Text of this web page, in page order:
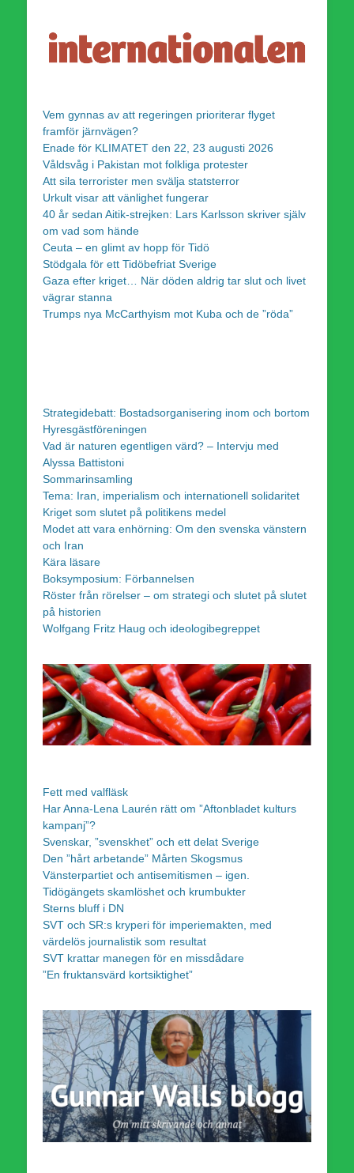
Vem gynnas av att regeringen prioriterar flyget
framför järnvägen?
Enade för KLIMATET den 22, 23 augusti 2026
Våldsvåg i Pakistan mot folkliga protester
Att sila terrorister men svälja statsterror
Urkult visar att vänlighet fungerar
40 år sedan Aitik-strejken: Lars Karlsson skriver själv
om vad som hände
Ceuta – en glimt av hopp för Tidö
Stödgala för ett Tidöbefriat Sverige
Gaza efter kriget… När döden aldrig tar slut och livet
vägrar stanna
Trumps nya McCarthyism mot Kuba och de ”röda”
Strategidebatt: Bostadsorganisering inom och bortom
Hyresgästföreningen
Vad är naturen egentligen värd? – Intervju med
Alyssa Battistoni
Sommarinsamling
Tema: Iran, imperialism och internationell solidaritet
Kriget som slutet på politikens medel
Modet att vara enhörning: Om den svenska vänstern
och Iran
Kära läsare
Boksymposium: Förbannelsen
Röster från rörelser – om strategi och slutet på slutet
på historien
Wolfgang Fritz Haug och ideologibegreppet
Fett med valfläsk
Har Anna-Lena Laurén rätt om ”Aftonbladet kulturs
kampanj”?
Svenskar, ”svenskhet” och ett delat Sverige
Den ”hårt arbetande” Mårten Skogsmus
Vänsterpartiet och antisemitismen – igen.
Tidögängets skamlöshet och krumbukter
Sterns bluff i DN
SVT och SR:s kryperi för imperiemakten, med
värdelös journalistik som resultat
SVT krattar manegen för en missdådare
”En fruktansvärd kortsiktighet”